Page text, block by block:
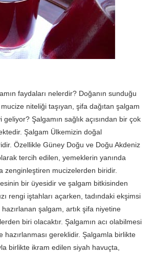
faydaları nelerdir? Doğanın sunduğu
niteliği taşıyan, şifa dağıtan şalgam
geliyor? Şalgamın sağlık açısından bir çok
Şalgam Ülkemizin doğal
Özellikle Güney Doğu ve Doğu Akdeniz
tercih edilen, yemeklerin yanında
zenginleştiren mucizelerden biridir.
bir üyesidir ve şalgam bitkisinden
rengi iştahları açarken, tadındaki ekşimsi
hazırlanan şalgam, artık şifa niyetine
biri olacaktır. Şalgamın acı olabilmesi
hazırlanması gereklidir. Şalgamla birlikte
birlikte ikram edilen siyah havuçta,